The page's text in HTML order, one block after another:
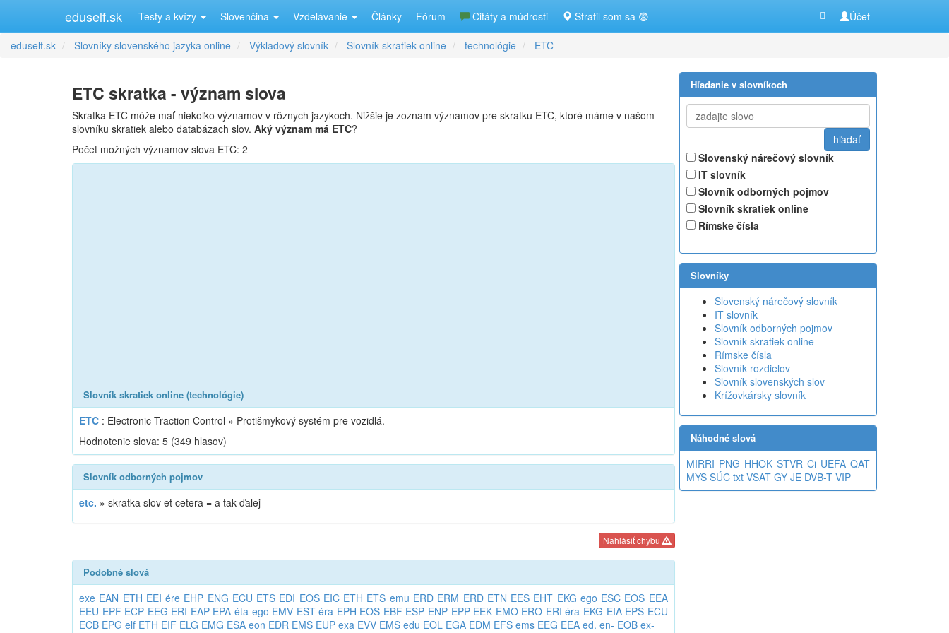
eduself.sk Testy a kvízy Slovenčina Vzdelávanie Články Fórum Citáty a múdrosti Stratil som sa 😨 Účet
eduself.sk Slovníky slovenského jazyka online Výkladový slovník Slovník skratiek online technológie ETC
ETC skratka - význam slova
Skratka ETC môže mať niekoľko významov v rôznych jazykoch. Nižšie je zoznam významov pre skratku ETC, ktoré máme v našom
slovníku skratiek alebo databázach slov. Aký význam má ETC?
Počet možných významov slova ETC: 2
Slovník skratiek online (technológie)
ETC : Electronic Traction Control » Protišmykový systém pre vozidlá.
Hodnotenie slova: 5 (349 hlasov)
Slovník odborných pojmov
etc. » skratka slov et cetera = a tak ďalej
Nahlásiť chybu
Podobné slová
exe EAN ETH EEI ére EHP ENG ECU ETS EDI EOS EIC ETH ETS emu ERD ERM ERD ETN EES EHT EKG ego ESC EOS EEA
EEU EPF ECP EEG ERI EAP EPA éta ego EMV EST éra EPH EOS EBF ESP ENP EPP EEK EMO ERO ERI éra EKG EIA EPS ECU
ECB EPG elf ETH EIF ELG EMG ESA eon EDR EMS EUP exa EVV EMS edu EOL EGA EDM EFS ems EEG EEA ed. en- EOB ex-
Hľadanie v slovníkoch
Slovenský nárečový slovník
IT slovník
Slovník odborných pojmov
Slovník skratiek online
Rímske čísla
Slovníky
Slovenský nárečový slovník
IT slovník
Slovník odborných pojmov
Slovník skratiek online
Rímske čísla
Slovník rozdielov
Slovník slovenských slov
Krížovkársky slovník
Náhodné slová
MIRRI PNG HHOK STVR Ci UEFA QAT
MYS SÚC txt VSAT GY JE DVB-T VIP